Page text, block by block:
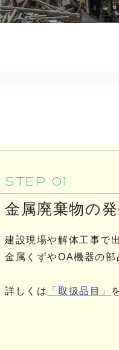
STEP 01
金属廃棄物の発
建設現場や解体工事で
金属くずやOA機器の部
詳しくは 「取扱品目」